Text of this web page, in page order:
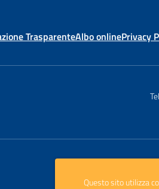
TrasparenteAlbo onlinePrivacy
Questo sito utilizza